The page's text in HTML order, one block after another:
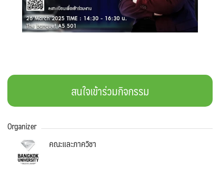
สนใจเข้าร่วมกิจกรรม
Organizer
คณะและภาควิชา